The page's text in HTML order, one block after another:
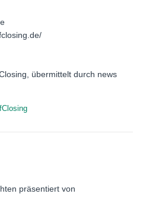
übermittelt durch news
präsentiert von